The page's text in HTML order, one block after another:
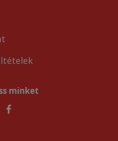
minket